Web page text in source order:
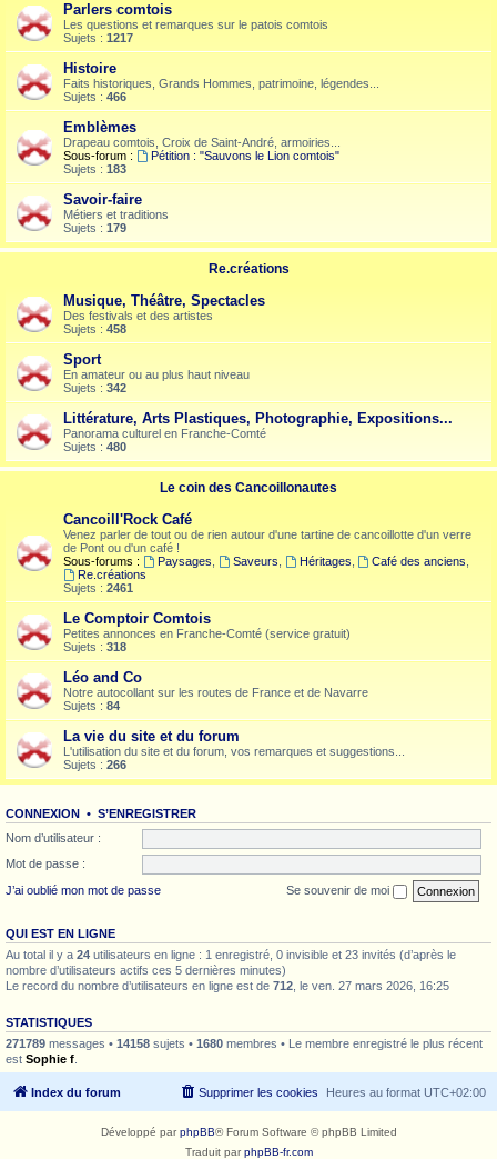
Parlers comtois
Les questions et remarques sur le patois comtois
Sujets : 1217
Histoire
Faits historiques, Grands Hommes, patrimoine, légendes...
Sujets : 466
Emblèmes
Drapeau comtois, Croix de Saint-André, armoiries...
Sous-forum :
Pétition : "Sauvons le Lion comtois"
Sujets : 183
Savoir-faire
Métiers et traditions
Sujets : 179
Re.créations
Musique, Théâtre, Spectacles
Des festivals et des artistes
Sujets : 458
Sport
En amateur ou au plus haut niveau
Sujets : 342
Littérature, Arts Plastiques, Photographie, Expositions...
Panorama culturel en Franche-Comté
Sujets : 480
Le coin des Cancoillonautes
Cancoill'Rock Café
Venez parler de tout ou de rien autour d'une tartine de cancoillotte d'un verre
de Pont ou d'un café !
Sous-forums :
Paysages Saveurs Héritages Café des anciens
Re.créations
Sujets : 2461
Le Comptoir Comtois
Petites annonces en Franche-Comté (service gratuit)
Sujets : 318
Léo and Co
Notre autocollant sur les routes de France et de Navarre
Sujets : 84
La vie du site et du forum
L'utilisation du site et du forum, vos remarques et suggestions...
Sujets : 266
CONNEXION • S’ENREGISTRER
Nom d’utilisateur :
Mot de passe :
J’ai oublié mon mot de passe
Se souvenir de moi
QUI EST EN LIGNE
Au total il y a 24 utilisateurs en ligne : 1 enregistré, 0 invisible et 23 invités (d’après le
nombre d’utilisateurs actifs ces 5 dernières minutes)
Le record du nombre d’utilisateurs en ligne est de 712 , le ven. 27 mars 2026, 16:25
STATISTIQUES
271789 messages • 14158 sujets • 1680 membres • Le membre enregistré le plus récent
est Sophie f
Index du forum Heures au format UTC+02:00
Supprimer les cookies
Développé parphpBB® Forum Software © phpBB Limited
Traduit parphpBB-fr.com